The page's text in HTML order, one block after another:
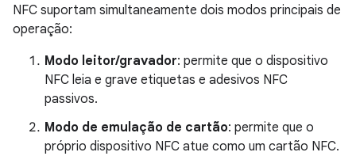
NFC suportam simultaneamente dois modos principais de
operação:
Modo leitor/gravador: permite que o dispositivo
NFC leia e grave etiquetas e adesivos NFC
passivos.
Modo de emulação de cartão: permite que o
próprio dispositivo NFC atue como um cartão NFC.